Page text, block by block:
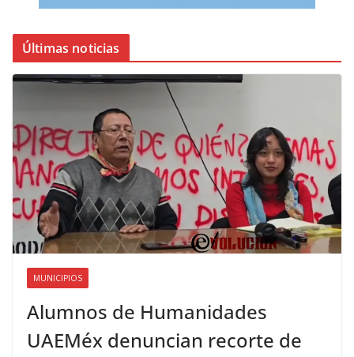
Últimas noticias
MUNICIPIOS
Alumnos de Humanidades
UAEMéx denuncian recorte de